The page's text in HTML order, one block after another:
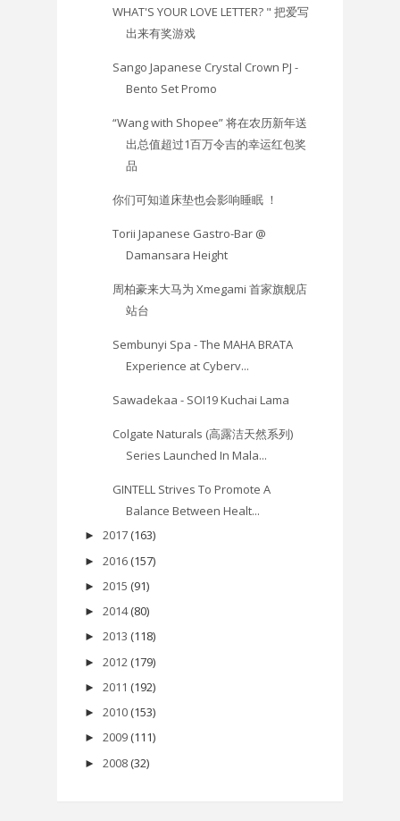
WHAT'S YOUR LOVE LETTER? " 把爱写
出来有奖游戏
Sango Japanese Crystal Crown PJ -
Bento Set Promo
“Wang with Shopee” 将在农历新年送
出总值超过1百万令吉的幸运红包奖
品
你们可知道床垫也会影响睡眠 ！
Torii Japanese Gastro-Bar @
Damansara Height
周柏豪来大马为 Xmegami 首家旗舰店
站台
Sembunyi Spa - The MAHA BRATA
Experience at Cyberv...
Sawadekaa - SOI19 Kuchai Lama
Colgate Naturals (高露洁天然系列)
Series Launched In Mala...
GINTELL Strives To Promote A
Balance Between Healt...
► 2017 (163)
► 2016 (157)
► 2015 (91)
► 2014 (80)
► 2013 (118)
► 2012 (179)
► 2011 (192)
► 2010 (153)
► 2009 (111)
► 2008 (32)